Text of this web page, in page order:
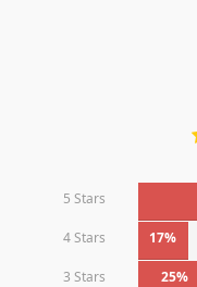
5 Stars
4 Stars 17%
3 Stars 25%